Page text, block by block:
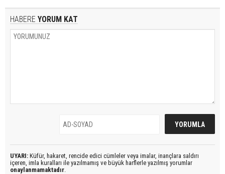
HABERE YORUM KAT
UYARI: Küfür, hakaret, rencide edici cümleler veya imalar, inançlara saldırı
içeren, imla kuralları ile yazılmamış ve büyük harflerle yazılmış yorumlar
onaylanmamaktadır.